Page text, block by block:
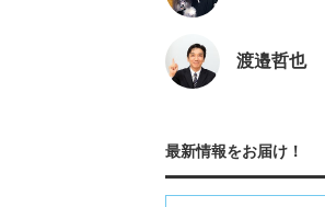
渡邉哲也
最新情報をお届け！